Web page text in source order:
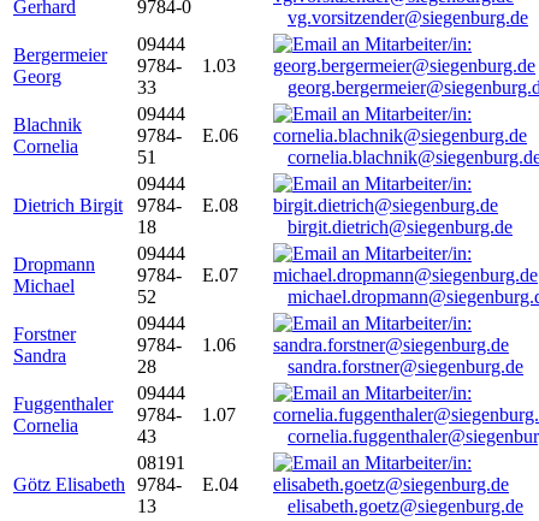
Gerhard
9784-0
vg.vorsitzender@siegenburg.de
Bergermeier
Georg
09444
9784-
33
1.03
Blachnik
Cornelia
09444
9784-
51
E.06
Dietrich Birgit
09444
9784-
18
E.08
birgit.dietrich@siegenburg.de
Dropmann
Michael
09444
9784-
52
E.07
Forstner
Sandra
09444
9784-
28
1.06
sandra.forstner@siegenburg.de
Fuggenthaler
Cornelia
09444
9784-
43
1.07
Götz Elisabeth
08191
9784-
13
E.04
elisabeth.goetz@siegenburg.de